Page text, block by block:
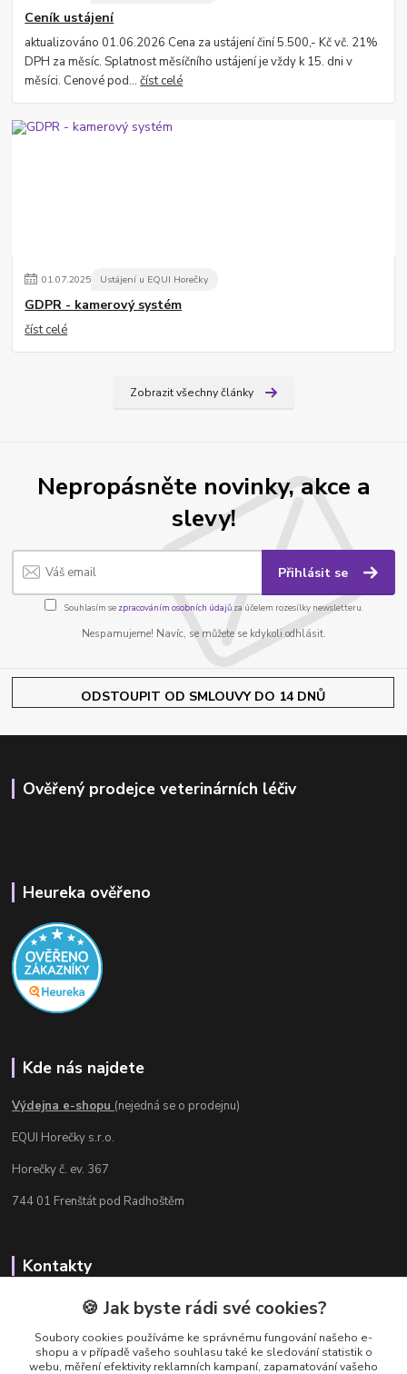
Ceník ustájení
aktualizováno 01.06.2026 Cena za ustájení činí 5.500,- Kč vč. 21%
DPH za měsíc. Splatnost měsíčního ustájení je vždy k 15. dni v
měsíci. Cenové pod...číst celé
01.07.2025 Ustájení u EQUI Horečky
GDPR - kamerový systém
číst celé
Zobrazit všechny články
Nepropásněte novinky, akce a
slevy!
Přihlásit se
Souhlasím se zpracováním osobních údajůza účelem rozesílky newsletteru.
Nespamujeme! Navíc, se můžete se kdykoli odhlásit.
ODSTOUPIT OD SMLOUVY DO 14 DNŮ
Ověřený prodejce veterinárních léčiv
Heureka ověřeno
Kde nás najdete
Výdejna e-shopu (nejedná se o prodejnu)
EQUI Horečky s.r.o.
Horečky č. ev. 367
744 01 Frenštát pod Radhoštěm
Kontakty
Radka Chamrádová
+420 737 484 708
Výdejna e-shopu: Po-Ne, 8-20 hod.
🍪 Jak byste rádi své cookies?
Soubory cookies používáme ke správnému fungování našeho e-
shopu a v případě vašeho souhlasu také ke sledování statistik o
webu, měření efektivity reklamních kampaní, zapamatování vašeho